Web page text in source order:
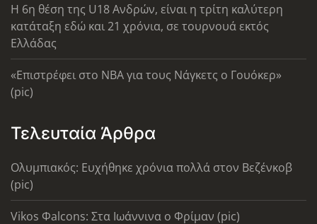
Η 6η θέση της U18 Ανδρών, είναι η τρίτη καλύτερη
κατάταξη εδώ και 21 χρόνια, σε τουρνουά εκτός
Ελλάδας
«Επιστρέφει στο ΝΒΑ για τους Νάγκετς ο Γουόκερ»
(pic)
Τελευταία Άρθρα
Ολυμπιακός: Ευχήθηκε χρόνια πολλά στον Βεζένκοβ
(pic)
Vikos Φalcons: Στα Ιωάννινα ο Φρίμαν (pic)